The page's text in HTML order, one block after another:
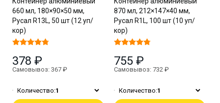
660 мл, 180×90×50 мм,
Русал R13L, 50 шт (12 уп/
кор)
378 ₽
Самовывоз: 367 ₽
Количество:1
870 мл, 212×147×40 мм,
Русал R1L, 100 шт (10 уп/
кор)
755 ₽
Самовывоз: 732 ₽
Количество:1